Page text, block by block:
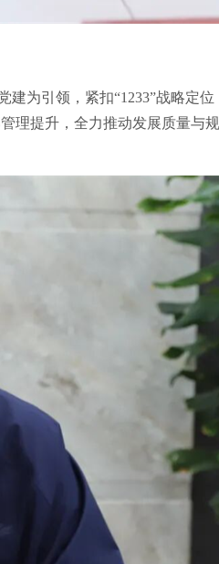
为引领，紧扣“1233”战略定
理提升，全力推动发展质量与